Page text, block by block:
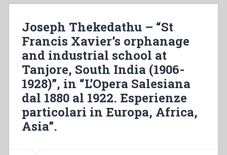
Joseph Thekedathu – “St
Francis Xavier’s orphanage
and industrial school at
Tanjore, South India (1906-
1928)”, in “L’Opera Salesiana
dal 1880 al 1922. Esperienze
particolari in Europa, Africa,
Asia”.